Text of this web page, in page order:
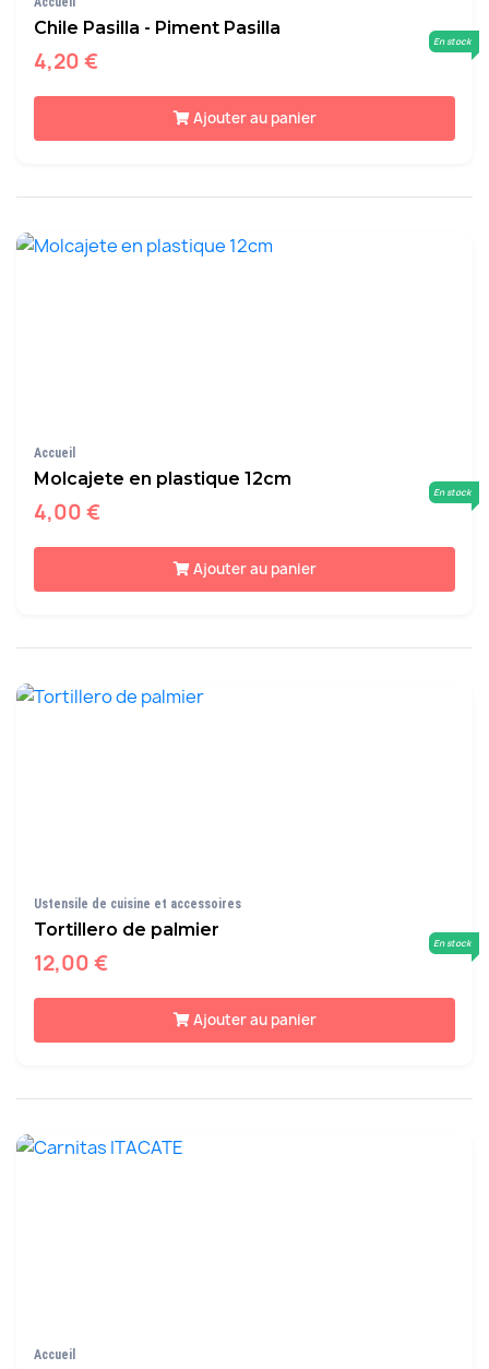
Chile Pasilla - Piment Pasilla
4,20 €
En stock
Ajouter au panier
Accueil
Molcajete en plastique 12cm
4,00 €
En stock
Ajouter au panier
Ustensile de cuisine et accessoires
Tortillero de palmier
12,00 €
En stock
Ajouter au panier
Accueil